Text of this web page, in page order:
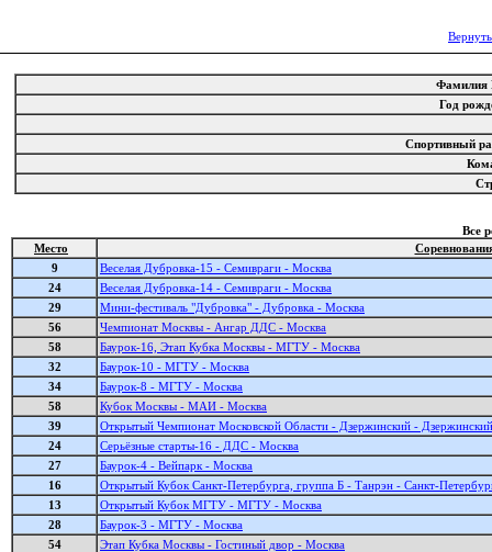
Год
Спортивный
Все
Место
9
Веселая Дубровка-15 - Семивраги - Москва
24
Веселая Дубровка-14 - Семивраги - Москва
29
Мини-фестиваль "Дубровка" - Дубровка - Москва
56
Чемпионат Москвы - Ангар ДДС - Москва
58
Баурок-16, Этап Кубка Москвы - МГТУ - Москва
32
Баурок-10 - МГТУ - Москва
34
Баурок-8 - МГТУ - Москва
58
Кубок Москвы - МАИ - Москва
39
Открытый Чемпионат Московской Области - Дзержинский - Дзержинский
24
Серьёзные старты-16 - ДДС - Москва
27
Баурок-4 - Вейпарк - Москва
16
Открытый Кубок Санкт-Петербурга, группа Б - Танрэн - Санкт-
13
Открытый Кубок МГТУ - МГТУ - Москва
28
Баурок-3 - МГТУ - Москва
54
Этап Кубка Москвы - Гостиный двор - Москва